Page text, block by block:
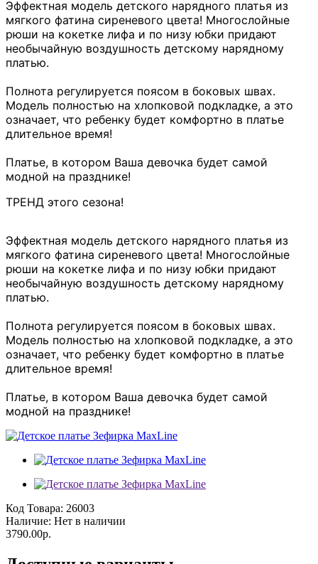
Эффектная модель детского нарядного платья из
мягкого фатина сиреневого цвета! Многослойные
рюши на кокетке лифа и по низу юбки придают
необычайную воздушность детскому нарядному
платью.
Полнота регулируется поясом в боковых швах.
Модель полностью на хлопковой подкладке, а это
означает, что ребенку будет комфортно в платье
длительное время!
Платье, в котором Ваша девочка будет самой
модной на празднике!
ТРЕНД этого сезона!
Эффектная модель детского нарядного платья из
мягкого фатина сиреневого цвета! Многослойные
рюши на кокетке лифа и по низу юбки придают
необычайную воздушность детскому нарядному
платью.
Полнота регулируется поясом в боковых швах.
Модель полностью на хлопковой подкладке, а это
означает, что ребенку будет комфортно в платье
длительное время!
Платье, в котором Ваша девочка будет самой
модной на празднике!
Код Товара: 26003
Наличие: Нет в наличии
3790.00р.